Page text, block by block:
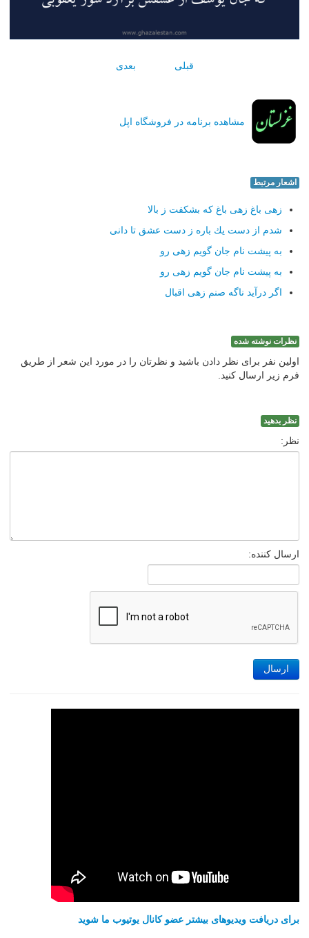
قبلی بعدی
مشاهده برنامه در فروشگاه اپل
اشعار مرتبط
زهی باغ زهی باغ كه بشكفت ز بالا
شدم از دست یك باره ز دست عشق تا دانی
به پیشت نام جان گویم زهی رو
به پیشت نام جان گویم زهی رو
اگر درآید ناگه صنم زهی اقبال
نظرات نوشته شده
اولین نفر برای نظر دادن باشید و نظرتان را در مورد این شعر از طریق
فرم زیر ارسال کنید.
نظر بدهید
نظر:
ارسال کننده:
ارسال
برای دریافت ویدیوهای بیشتر عضو کانال یوتیوب ما شوید